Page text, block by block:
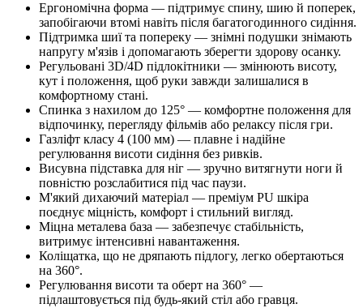
Ергономічна форма — підтримує спину, шию й поперек,
запобігаючи втомі навіть після багатогодинного сидіння.
Підтримка шиї та попереку — знімні подушки знімають
напругу м'язів і допомагають зберегти здорову осанку.
Регульовані 3D/4D підлокітники — змінюють висоту,
кут і положення, щоб руки завжди залишалися в
комфортному стані.
Спинка з нахилом до 125° — комфортне положення для
відпочинку, перегляду фільмів або релаксу після гри.
Газліфт класу 4 (100 мм) — плавне і надійне
регулювання висоти сидіння без ривків.
Висувна підставка для ніг — зручно витягнути ноги й
повністю розслабитися під час паузи.
М'який дихаючий матеріал — преміум PU шкіра
поєднує міцність, комфорт і стильний вигляд.
Міцна металева база — забезпечує стабільність,
витримує інтенсивні навантаження.
Коліщатка, що не дряпають підлогу, легко обертаються
на 360°.
Регулювання висоти та оберт на 360° —
підлаштовується під будь-який стіл або гравця.